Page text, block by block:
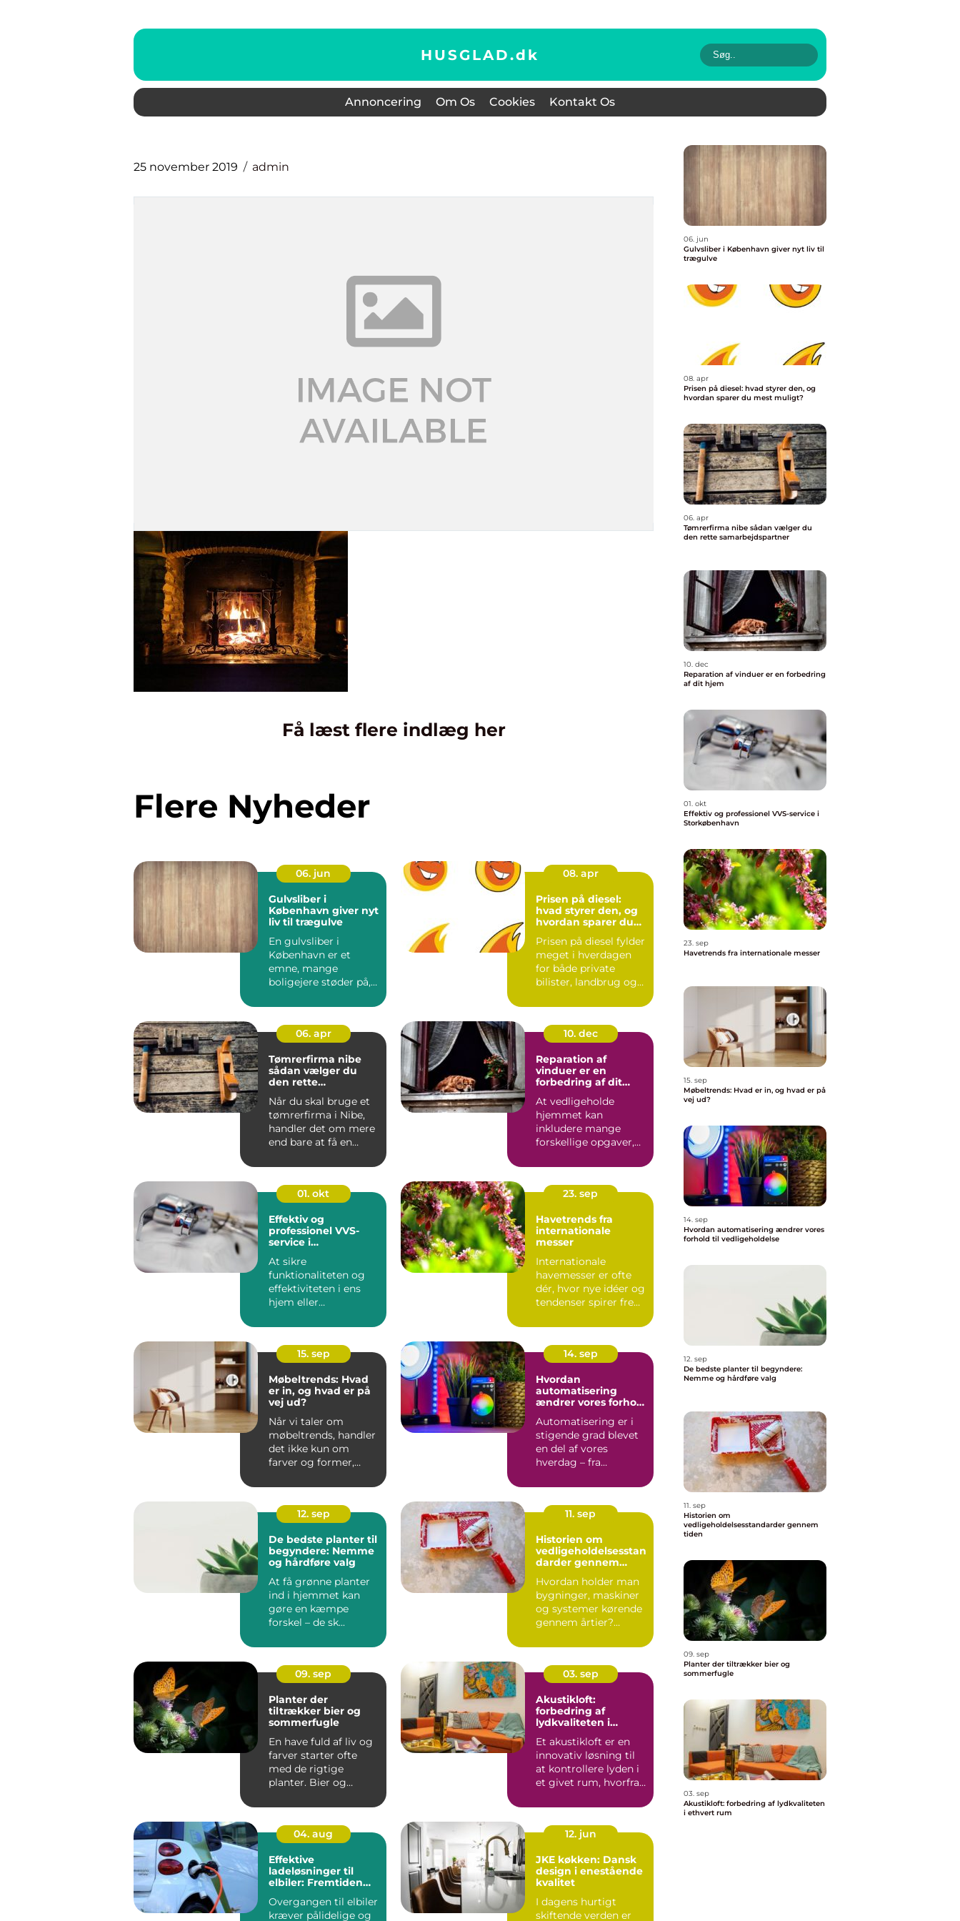
HUSGLAD.dk
Annoncering Om Os Cookies Kontakt Os
25 november 2019 admin
Få læst flere indlæg her
Flere Nyheder
06. jun
Gulvsliber i
København giver nyt
liv til trægulve
En gulvsliber i
København er et
emne, mange
boligejere støder på,
08. apr
Prisen på diesel:
hvad styrer den, og
hvordan sparer du
Prisen på diesel fylder
meget i hverdagen
for både private
bilister, landbrug og
06. apr
Tømrerfirma nibe
sådan vælger du
den rette
Når du skal bruge et
tømrerfirma i Nibe,
handler det om mere
end bare at få en
læg...
10. dec
Reparation af
vinduer er en
forbedring af dit
At vedligeholde
hjemmet kan
inkludere mange
forskellige opgaver,
vinduer er ofte e...
01. okt
Effektiv og
professionel VVS-
service i
At sikre
funktionaliteten og
effektiviteten i ens
hjem eller
afgørende i en tra...
23. sep
Havetrends fra
internationale
messer
Internationale
havemesser er ofte
dér, hvor nye idéer og
tendenser spirer frem,
15. sep
Møbeltrends: Hvad
er in, og hvad er på
vej ud?
Når vi taler om
møbeltrends, handler
det ikke kun om
farver og former,
14. sep
Hvordan
automatisering
ændrer vores forhold
Automatisering er i
stigende grad blevet
en del af vores
hverdag – fra
12. sep
De bedste planter til
begyndere: Nemme
og hårdføre valg
At få grønne planter
ind i hjemmet kan
gøre en kæmpe
forskel – de sk...
11. sep
Historien om
vedligeholdelsesstan
darder gennem
Hvordan holder man
bygninger, maskiner
og systemer kørende
gennem årtier?
09. sep
Planter der
tiltrækker bier og
sommerfugle
En have fuld af liv og
farver starter ofte
med de rigtige
planter. Bier og
en vi...
03. sep
Akustikloft:
forbedring af
lydkvaliteten i
Et akustikloft er en
innovativ løsning til
at kontrollere lyden i
et givet rum, hvorfra
04. aug
Effektive
ladeløsninger til
elbiler: Fremtiden
Overgangen til elbiler
kræver pålidelige og
12. jun
JKE køkken: Dansk
design i enestående
kvalitet
I dagens hurtigt
skiftende verden er
06. jun
Gulvsliber i København giver nyt liv til
trægulve
08. apr
Prisen på diesel: hvad styrer den, og
hvordan sparer du mest muligt?
06. apr
Tømrerfirma nibe sådan vælger du
den rette samarbejdspartner
10. dec
Reparation af vinduer er en forbedring
af dit hjem
01. okt
Effektiv og professionel VVS-service i
Storkøbenhavn
23. sep
Havetrends fra internationale messer
15. sep
Møbeltrends: Hvad er in, og hvad er på
vej ud?
14. sep
Hvordan automatisering ændrer vores
forhold til vedligeholdelse
12. sep
De bedste planter til begyndere:
Nemme og hårdføre valg
11. sep
Historien om
vedligeholdelsesstandarder gennem
tiden
09. sep
Planter der tiltrækker bier og
sommerfugle
03. sep
Akustikloft: forbedring af lydkvaliteten
i ethvert rum